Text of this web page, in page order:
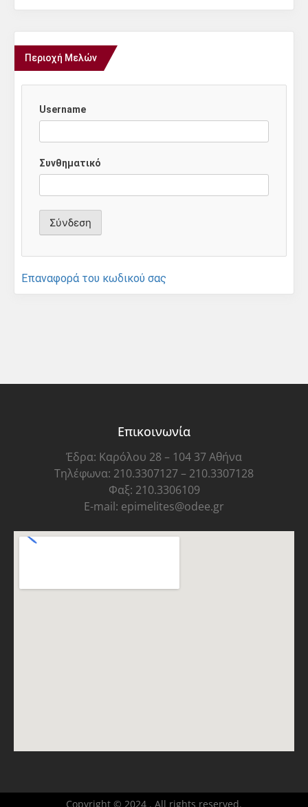
Περιοχή Μελών
Username
Συνθηματικό
Επαναφορά του κωδικού σας
Επικοινωνία
Έδρα: Καρόλου 28 – 104 37 Αθήνα
Τηλέφωνα: 210.3307127 – 210.3307128
Φαξ: 210.3306109
E-mail: epimelites@odee.gr
Copyright © 2024 . All rights reserved.